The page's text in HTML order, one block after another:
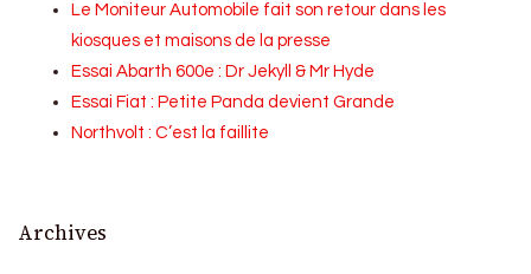
Le Moniteur Automobile fait son retour dans les
kiosques et maisons de la presse
Essai Abarth 600e : Dr Jekyll & Mr Hyde
Essai Fiat : Petite Panda devient Grande
Northvolt : C’est la faillite
Archives